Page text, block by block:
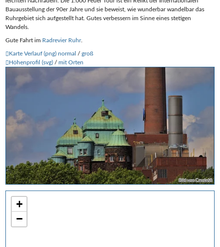
Bild von Carola68
+
−
Bauausstellung der 90er Jahre und sie beweist, wie wunderbar wandelbar das
Ruhrgebiet sich aufgestellt hat. Gutes verbessern im Sinne eines stetigen
Wandels.
Gute Fahrt im Radrevier Ruhr.
Karte Verlauf (png) normal /groß
Höhenprofil (svg) /mit Orten